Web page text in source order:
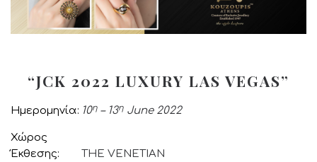
“JCK 2022 LUXURY LAS VEGAS”
Ημερομηνία 10η – 13η June 2022
Χώρος
Έκθεσης
THE VENETIAN